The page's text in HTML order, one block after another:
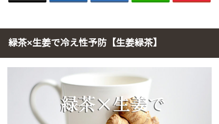
緑茶×生姜で冷え性予防【生姜緑茶】